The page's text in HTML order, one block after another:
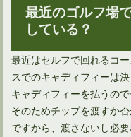
最近のゴルフ場
している？
最近はセルフで回れるコ
スでのキャディフィーは
キャディフィーを払うの
そのためチップを渡すか
ですから、渡さないし必